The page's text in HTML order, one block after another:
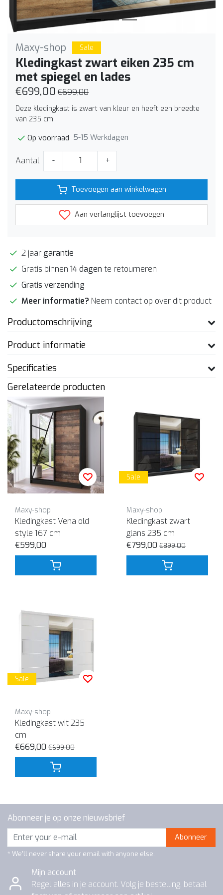
Maxy-shop Sale
Kledingkast zwart eiken 235 cm
met spiegel en lades
€699,00 €699,00
Deze kledingkast is zwart van kleur en heeft een breedte
van 235 cm.
Op voorraad 5-15 Werkdagen
Aantal - +
Toevoegen aan winkelwagen
Aan verlanglijst toevoegen
2 jaar garantie
Gratis binnen 14 dagen te retourneren
Gratis verzending
Meer informatie? Neem contact op over dit product
Productomschrijving
Product informatie
Specificaties
Gerelateerde producten
Maxy-shop
Kledingkast Vena old
style 167 cm
€599,00
Sale
Maxy-shop
Kledingkast zwart
glans 235 cm
€799,00 €899,00
Sale
Maxy-shop
Kledingkast wit 235
cm
€669,00 €699,00
Abonneer je op onze nieuwsbrief
Abonneer
* We'll never share your email with anyone else.
Mijn account
Regel alles in je account. Volg je bestelling, betaal